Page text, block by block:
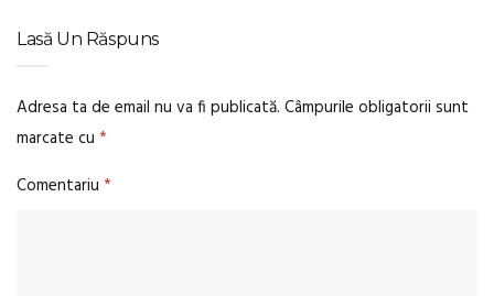
Lasă Un Răspuns
Adresa ta de email nu va fi publicată. Câmpurile obligatorii sunt
marcate cu *
Comentariu *